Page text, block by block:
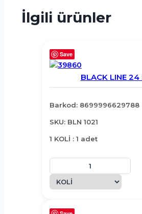
İlgili ürünler
Save
BLACK LINE 24
Barkod: 8699996629788
SKU: BLN 1021
1 KOLİ : 1 adet